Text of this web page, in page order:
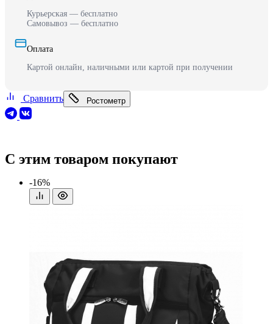
Курьерская — бесплатно
Самовывоз — бесплатно
Оплата
Картой онлайн, наличными или картой при получении
Сравнить Ростометр
С этим товаром покупают
-16%